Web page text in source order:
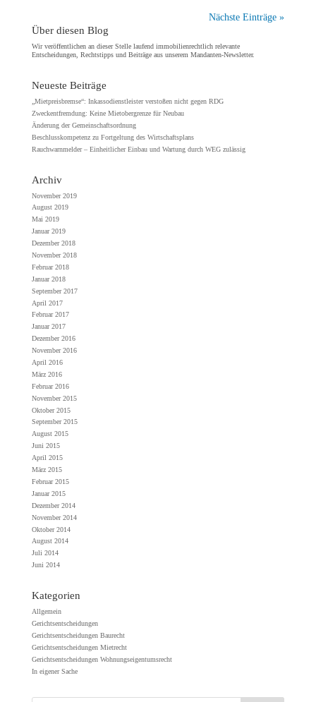
Nächste Einträge »
Über diesen Blog
Wir veröffentlichen an dieser Stelle laufend immobilienrechtlich relevante
Entscheidungen, Rechtstipps und Beiträge aus unserem Mandanten-Newsletter.
Neueste Beiträge
„Mietpreisbremse“: Inkassodienstleister verstoßen nicht gegen RDG
Zweckentfremdung: Keine Mietobergrenze für Neubau
Änderung der Gemeinschaftsordnung
Beschlusskompetenz zu Fortgeltung des Wirtschaftsplans
Rauchwarnmelder – Einheitlicher Einbau und Wartung durch WEG zulässig
Archiv
November 2019
August 2019
Mai 2019
Januar 2019
Dezember 2018
November 2018
Februar 2018
Januar 2018
September 2017
April 2017
Februar 2017
Januar 2017
Dezember 2016
November 2016
April 2016
März 2016
Februar 2016
November 2015
Oktober 2015
September 2015
August 2015
Juni 2015
April 2015
März 2015
Februar 2015
Januar 2015
Dezember 2014
November 2014
Oktober 2014
August 2014
Juli 2014
Juni 2014
Kategorien
Allgemein
Gerichtsentscheidungen
Gerichtsentscheidungen Baurecht
Gerichtsentscheidungen Mietrecht
Gerichtsentscheidungen Wohnungseigentumsrecht
In eigener Sache